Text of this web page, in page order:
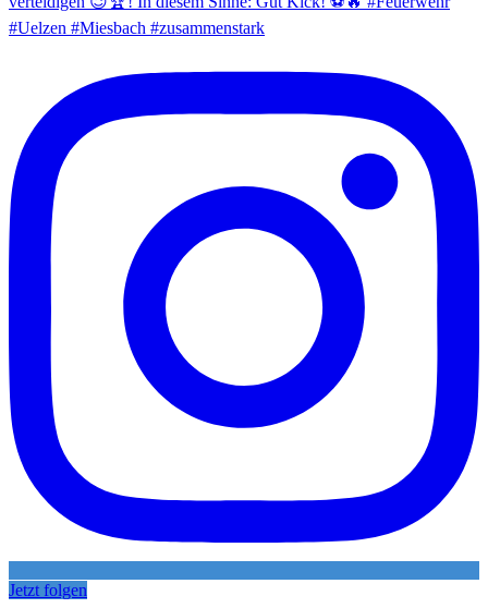
Jetzt folgen